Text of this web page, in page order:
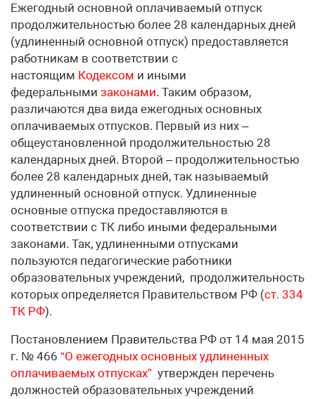
Ежегодный основной оплачиваемый отпуск
продолжительностью более 28 календарных дней
(удлиненный основной отпуск) предоставляется
работникам в соответствии с
настоящим Кодексом и иными
федеральными законами. Таким образом,
различаются два вида ежегодных основных
оплачиваемых отпусков. Первый из них –
общеустановленной продолжительностью 28
календарных дней. Второй – продолжительностью
более 28 календарных дней, так называемый
удлиненный основной отпуск. Удлиненные
основные отпуска предоставляются в
соответствии с ТК либо иными федеральными
законами. Так, удлиненными отпусками
пользуются педагогические работники
образовательных учреждений, продолжительность
которых определяется Правительством РФ (ст. 334
ТК РФ).
Постановлением Правительства РФ от 14 мая 2015
г. № 466 “О ежегодных основных удлиненных
оплачиваемых отпусках” утвержден перечень
должностей образовательных учреждений